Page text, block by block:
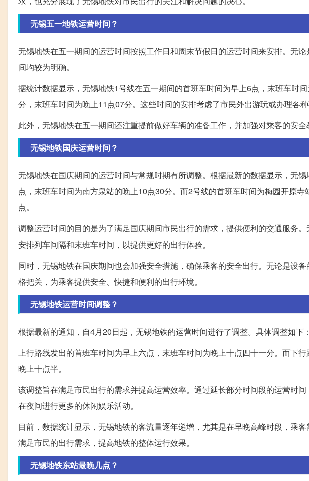
无锡五一地铁运营时间？
无锡地铁在五一期间的运营时间按照工作日和周末节假日的运营时间来安排。无
间均较为明确。
据统计数据显示，无锡地铁1号线在五一期间的首班车时间为早上6点，末班车时
分，末班车时间为晚上11点07分。这些时间的安排考虑了市民外出游玩或办理各
此外，无锡地铁在五一期间还注重提前做好车辆的准备工作，并加强对乘客的安全
无锡地铁国庆运营时间？
无锡地铁在国庆期间的运营时间与常规时期有所调整。根据最新的数据显示，无
点，末班车时间为南方泉站的晚上10点30分。而2号线的首班车时间为梅园开原
点。
调整运营时间的目的是为了满足国庆期间市民出行的需求，提供便利的交通服务
安排列车间隔和末班车时间，以提供更好的出行体验。
同时，无锡地铁在国庆期间也会加强安全措施，确保乘客的安全出行。无论是设
格把关，为乘客提供安全、快捷和便利的出行环境。
无锡地铁运营时间调整？
根据最新的通知，自4月20日起，无锡地铁的运营时间进行了调整。具体调整如下：
上行路线发出的首班车时间为早上六点，末班车时间为晚上十点四十一分。而下
晚上十点半。
该调整旨在满足市民出行的需求并提高运营效率。通过延长部分时间段的运营时
在夜间进行更多的休闲娱乐活动。
目前，数据统计显示，无锡地铁的客流量逐年递增，尤其是在早晚高峰时段，乘
满足市民的出行需求，提高地铁的整体运行效果。
无锡地铁东站最晚几点？